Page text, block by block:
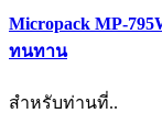
Micropack MP-
ทนทาน
สำหรับท่านที่..